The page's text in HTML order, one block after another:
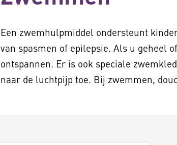
Een zwemhulpmiddel ondersteunt
van spasmen of epilepsie. Als u geheel
ontspannen. Er is ook speciale
naar de luchtpijp toe. Bij zwemmen,